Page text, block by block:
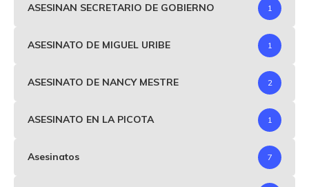
ASESINAN SECRETARIO DE GOBIERNO 1
ASESINATO DE MIGUEL URIBE 1
ASESINATO DE NANCY MESTRE 2
ASESINATO EN LA PICOTA 1
Asesinatos 7